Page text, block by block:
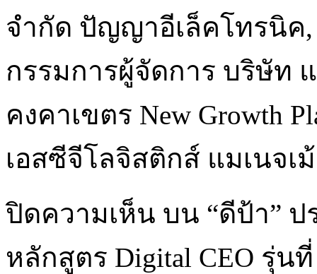
จำกัด ปัญญาอีเล็คโทรนิ
กรรมการผู้จัดการ บริษัท
คงคาเขตร New Growth
เอสซีจีโลจิสติกส์ แมเนจเ
ปิดความเห็น บน “ดีป้า” ป
หลักสูตร Digital CEO รุ่น